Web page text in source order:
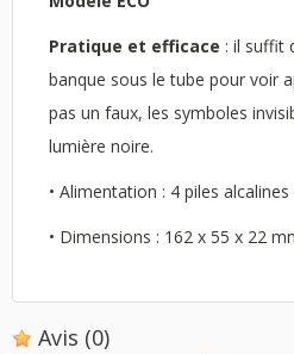
Pratique et efficace : il suffit
banque sous le tube pour voir
pas un faux, les symboles
lumière noire.
• Alimentation : 4 piles alcalines
• Dimensions : 162 x 55 x 22
Avis (0)